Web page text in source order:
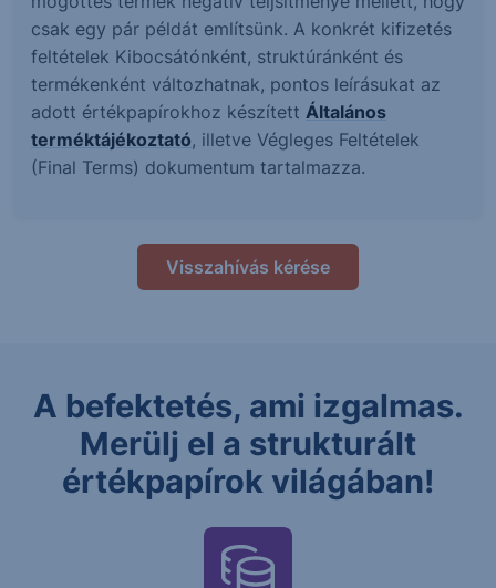
csak egy pár példát említsünk. A konkrét kifizetés
feltételek Kibocsátónként, struktúránként és
termékenként változhatnak, pontos leírásukat az
adott értékpapírokhoz készített Általános
terméktájékoztató, illetve Végleges Feltételek
(Final Terms) dokumentum tartalmazza.
Visszahívás kérése
A befektetés, ami izgalmas.
Merülj el a strukturált
értékpapírok világában!